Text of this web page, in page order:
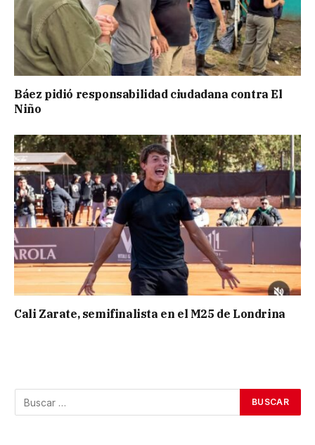
Báez pidió responsabilidad ciudadana contra El
Niño
Cali Zarate, semifinalista en el M25 de Londrina